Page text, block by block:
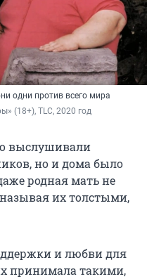
одни против всего мира
(18+), TLC, 2020 год
выслушивали
но и дома было
родная мать не
их толстыми,
и любви для
принимала такими,